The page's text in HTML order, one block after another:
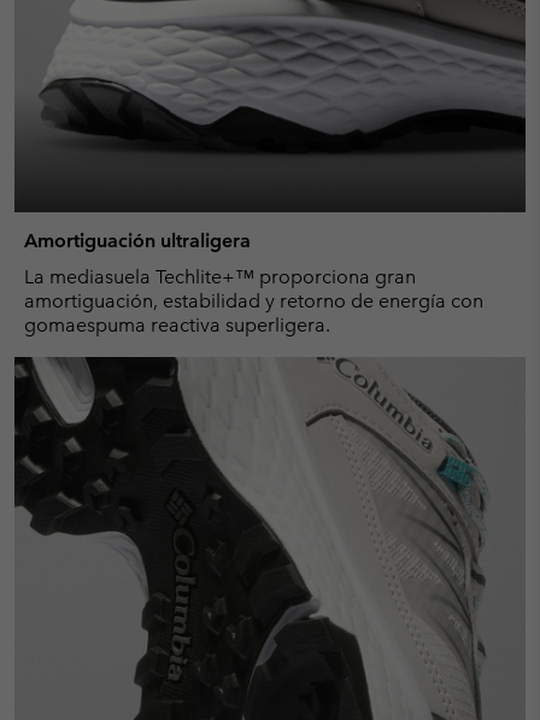
Amortiguación ultraligera
La mediasuela Techlite+™ proporciona gran
amortiguación, estabilidad y retorno de energía con
gomaespuma reactiva superligera.